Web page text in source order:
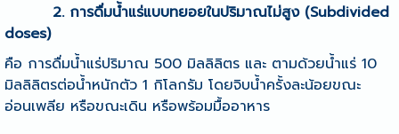
2. การดื่มน้ำแร่แบบทยอยในปริมาณไม่สูง (Subdivided
doses)
คือ การดื่มน้ำแร่ปริมาณ 500 มิลลิลิตร และ ตามด้วยน้ำแร่10
มิลลิลิตรต่อน้ำหนักตัว 1 กิโลกรัม โดยจิบน้ำครั้งละน้อยขณะ
อ่อนเพลีย หรือขณะเดิน หรือพร้อมมื้ออาหาร